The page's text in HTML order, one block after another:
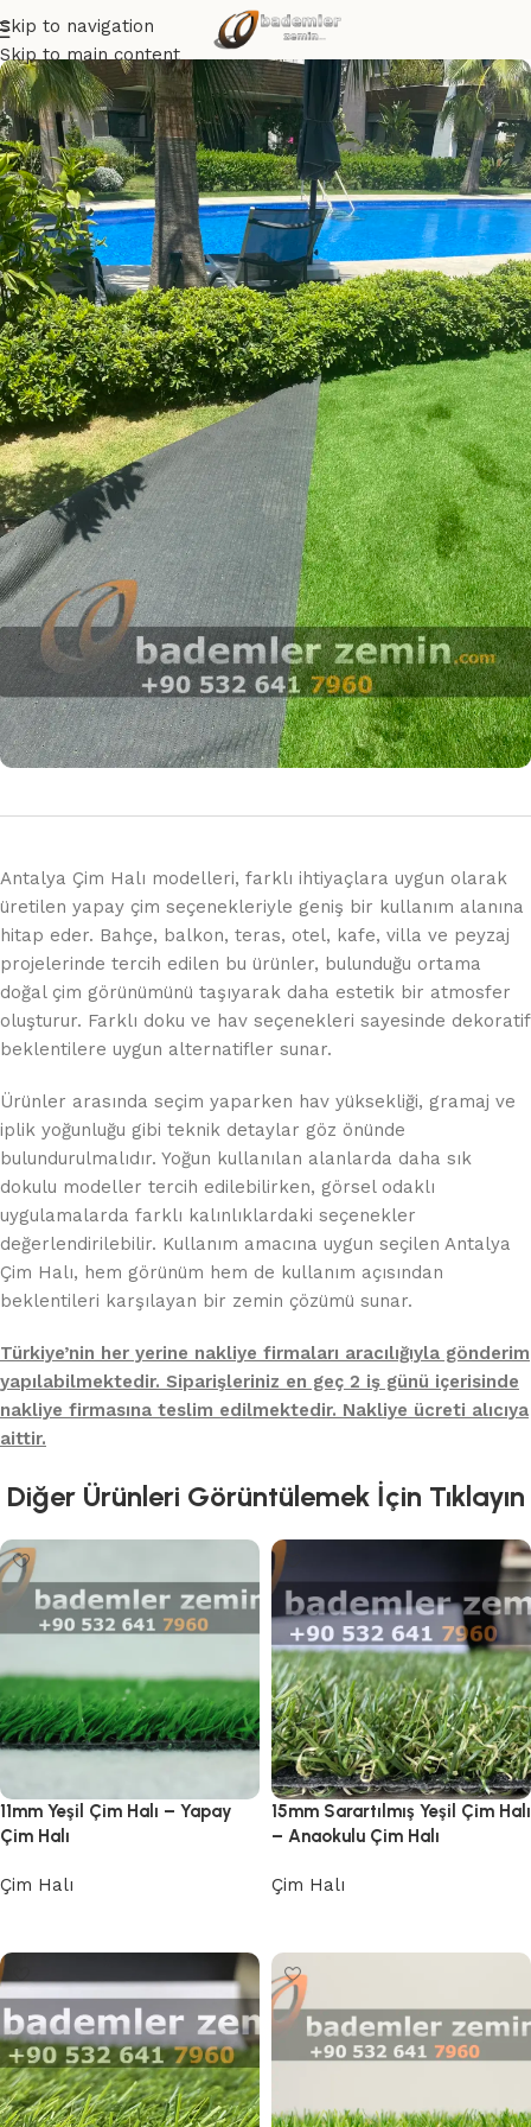
Skip to navigation
Skip to main content
Antalya Çim Halı modelleri, farklı ihtiyaçlara uygun olarak
üretilen yapay çim seçenekleriyle geniş bir kullanım alanına
hitap eder. Bahçe, balkon, teras, otel, kafe, villa ve peyzaj
projelerinde tercih edilen bu ürünler, bulunduğu ortama
doğal çim görünümünü taşıyarak daha estetik bir atmosfer
oluşturur. Farklı doku ve hav seçenekleri sayesinde dekoratif
beklentilere uygun alternatifler sunar.
Ürünler arasında seçim yaparken hav yüksekliği, gramaj ve
iplik yoğunluğu gibi teknik detaylar göz önünde
bulundurulmalıdır. Yoğun kullanılan alanlarda daha sık
dokulu modeller tercih edilebilirken, görsel odaklı
uygulamalarda farklı kalınlıklardaki seçenekler
değerlendirilebilir. Kullanım amacına uygun seçilen Antalya
Çim Halı, hem görünüm hem de kullanım açısından
beklentileri karşılayan bir zemin çözümü sunar.
Türkiye’nin her yerine nakliye firmaları aracılığıyla gönderim
yapılabilmektedir. Siparişleriniz en geç 2 iş günü içerisinde
nakliye firmasına teslim edilmektedir. Nakliye ücreti alıcıya
aittir.
Diğer Ürünleri Görüntülemek İçin Tıklayın
11mm Yeşil Çim Halı – Yapay
Çim Halı
Çim Halı
15mm Sarartılmış Yeşil Çim Halı
– Anaokulu Çim Halı
Çim Halı